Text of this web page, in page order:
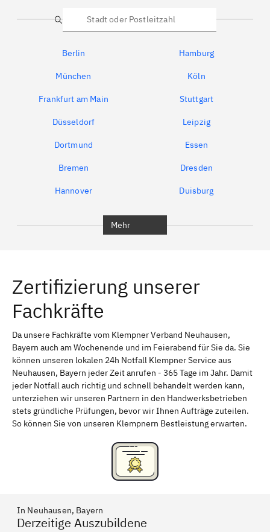
Suche
Berlin Hamburg
München Köln
Frankfurt am Main Stuttgart
Düsseldorf Leipzig
Dortmund Essen
Bremen Dresden
Hannover Duisburg
Erlangen Bamberg
Bayreuth
Schweinfurt Passau
Freising Rudelsdorf, Mittelfranken
Mehr
Zertifizierung unserer
Fachkräfte
Da unsere Fachkräfte vom Klempner Verband Neuhausen,
Bayern auch am Wochenende und im Feierabend für Sie da. Sie
können unseren lokalen 24h Notfall Klempner Service aus
Neuhausen, Bayern jeder Zeit anrufen - 365 Tage im Jahr. Damit
jeder Notfall auch richtig und schnell behandelt werden kann,
unterziehen wir unseren Partnern in den Handwerksbetrieben
stets gründliche Prüfungen, bevor wir Ihnen Aufträge zuteilen.
So können Sie von unseren Klempnern Bestleistung erwarten.
In Neuhausen, Bayern
Derzeitige Auszubildene